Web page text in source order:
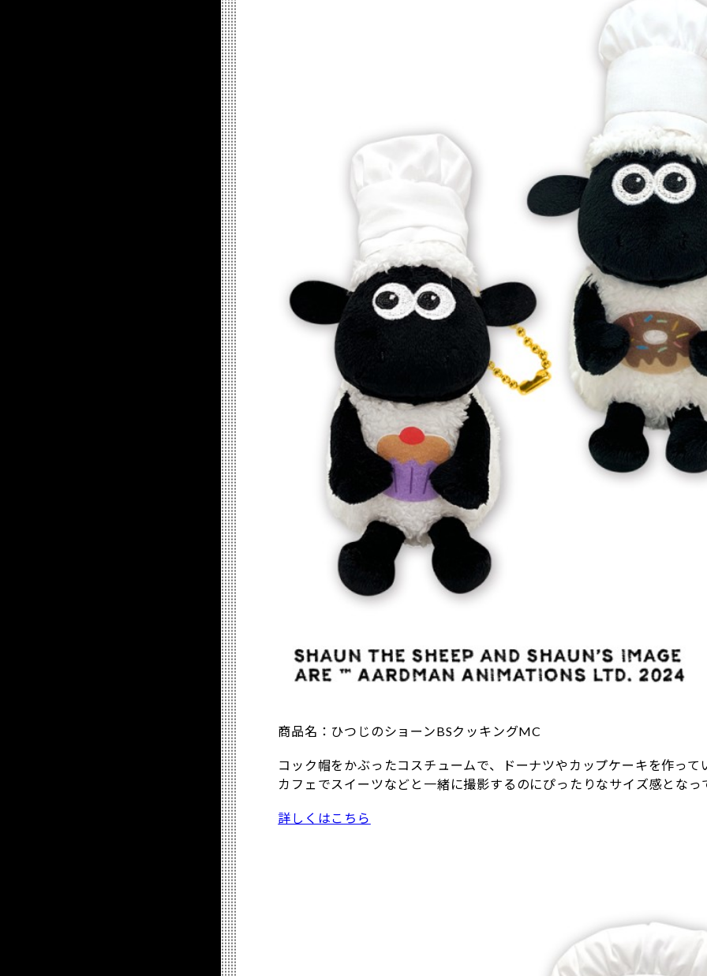
商品名：ひつじのショーンBSクッキングMC
コック帽をかぶったコスチュームで、ドーナツやカップケーキを作っ
カフェでスイーツなどと一緒に撮影するのにぴったりなサイズ感とな
詳しくはこちら